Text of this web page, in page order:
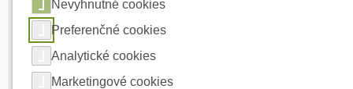
Nevyhnutné cookies
Preferenčné cookies
Analytické cookies
Marketingové cookies